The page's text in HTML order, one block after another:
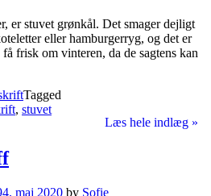
er stuvet grønkål. Det smager dejligt
eller hamburgerryg, og det er
frisk om vinteren, da de sagtens kan
Læs hele indlæg »
Tagged
, stuvet
4. maj 2020 by Sofie